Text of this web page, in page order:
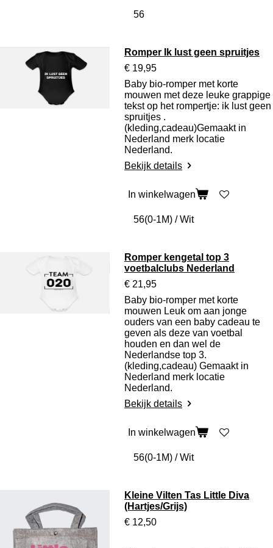
Romper Ik lust geen spruitjes
€ 19,95
Baby bio-romper met korte
mouwen met deze leuke grappige
tekst op het rompertje: ik lust geen
spruitjes .
(kleding,cadeau)Gemaakt in
Nederland merk locatie
Nederland.
Bekijk details
In winkelwagen
Romper kengetal top 3
voetbalclubs Nederland
€ 21,95
Baby bio-romper met korte
mouwen Leuk om aan jonge
ouders van een baby cadeau te
geven als deze van voetbal
houden en dan wel de
Nederlandse top 3.
(kleding,cadeau) Gemaakt in
Nederland merk locatie
Nederland.
Bekijk details
In winkelwagen
Kleine Vilten Tas Little Diva
(Hartjes/Grijs)
€ 12,50